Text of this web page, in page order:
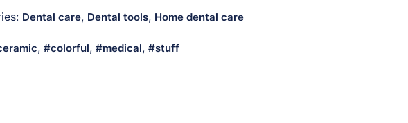
Dental care, Dental tools, Home dental care
, colorful, medical, stuff